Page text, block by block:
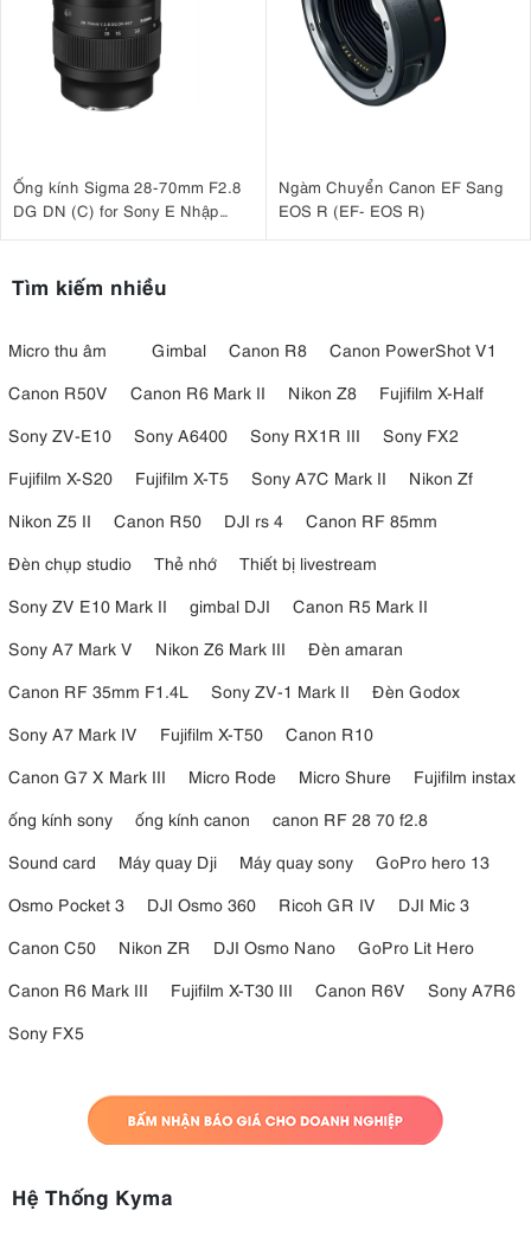
Ống kính Sigma 28-70mm F2.8
DG DN (C) for Sony E Nhập
Ngàm Chuyển Canon EF Sang
EOS R (EF- EOS R)
Tìm kiếm nhiều
Micro thu âm Gimbal Canon R8
Canon PowerShot V1
Canon R50V
Canon R6 Mark II Nikon Z8
Fujifilm X-Half
Sony ZV-E10
Sony A6400 Sony RX1R III
Sony FX2
Fujifilm X-S20
Fujifilm X-T5 Sony A7C Mark II
Nikon Zf
Nikon Z5 II
Canon R50 DJI rs 4
Canon RF 85mm
Đèn chụp studio
Thẻ nhớ
Thiết bị livestream
Sony ZV E10 Mark II
gimbal DJI
Canon R5 Mark II
Sony A7 Mark V
Nikon Z6 Mark III
Đèn amaran
Canon RF 35mm F1.4L
Sony ZV-1 Mark II
Đèn Godox
Sony A7 Mark IV
Fujifilm X-T50
Canon R10
Canon G7 X Mark III
Micro Rode Micro Shure
Fujifilm instax
ống kính sony
ống kính canon
canon RF 28 70 f2.8
Sound card
Máy quay Dji Máy quay sony
GoPro hero 13
Osmo Pocket 3
DJI Osmo 360 Ricoh GR IV
DJI Mic 3
Canon C50
Nikon ZR DJI Osmo Nano
GoPro Lit Hero
Canon R6 Mark III
Fujifilm X-T30 III Canon R6V
Sony A7R6
Sony FX5
Hệ Thống Kyma